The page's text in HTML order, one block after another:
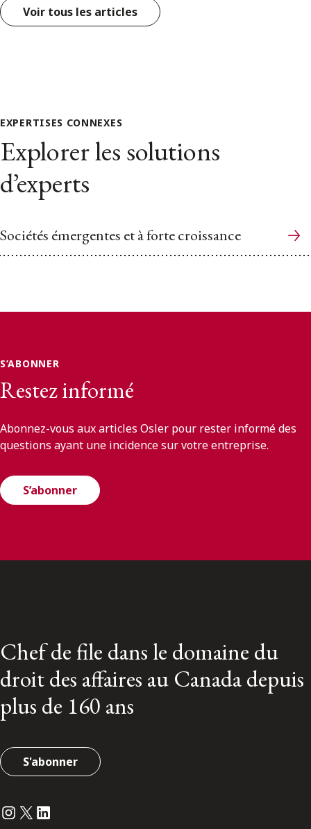
Voir tous les articles
EXPERTISES CONNEXES
Explorer les solutions
d’experts
Sociétés émergentes et à forte croissance
S’ABONNER
Restez informé
Abonnez-vous aux articles Osler pour rester informé des
questions ayant une incidence sur votre entreprise.
S’abonner
Chef de file dans le domaine du
droit des affaires au Canada depuis
plus de 160 ans
S'abonner
Instagram
Twitter
LinkedIn